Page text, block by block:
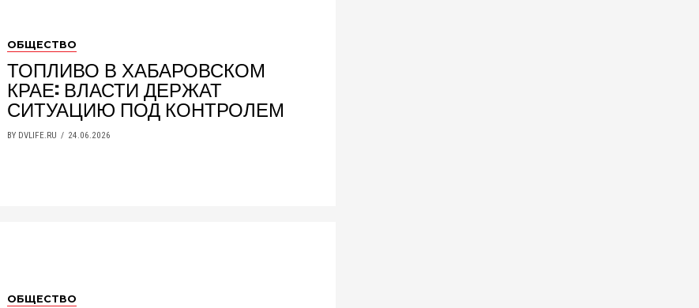
ОБЩЕСТВО
ТОПЛИВО В ХАБАРОВСКОМ
КРАЕ: ВЛАСТИ ДЕРЖАТ
СИТУАЦИЮ ПОД КОНТРОЛЕМ
BY DVLIFE.RU 24.06.2026
ОБЩЕСТВО